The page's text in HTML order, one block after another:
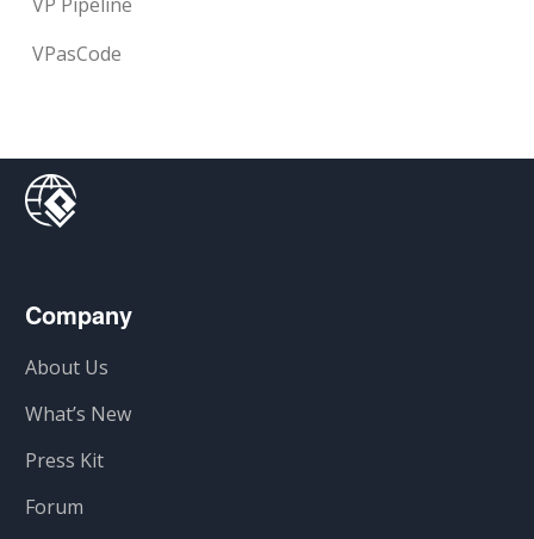
VP Pipeline
VPasCode
Company
About Us
What’s New
Press Kit
Forum